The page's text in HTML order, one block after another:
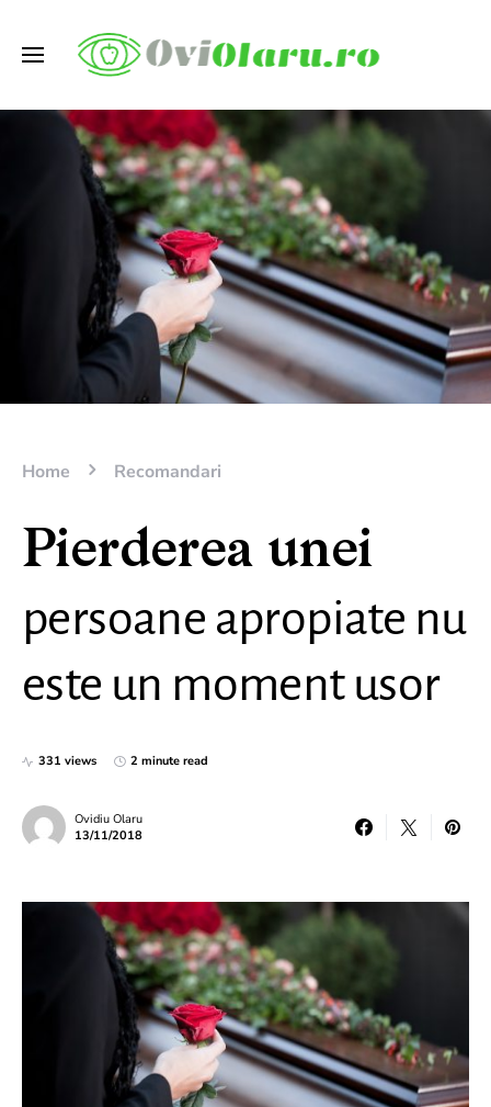
Home Recomandari
Pierderea unei
persoane apropiate nu
este un moment usor
331 views 2 minute read
Ovidiu Olaru
13/11/2018